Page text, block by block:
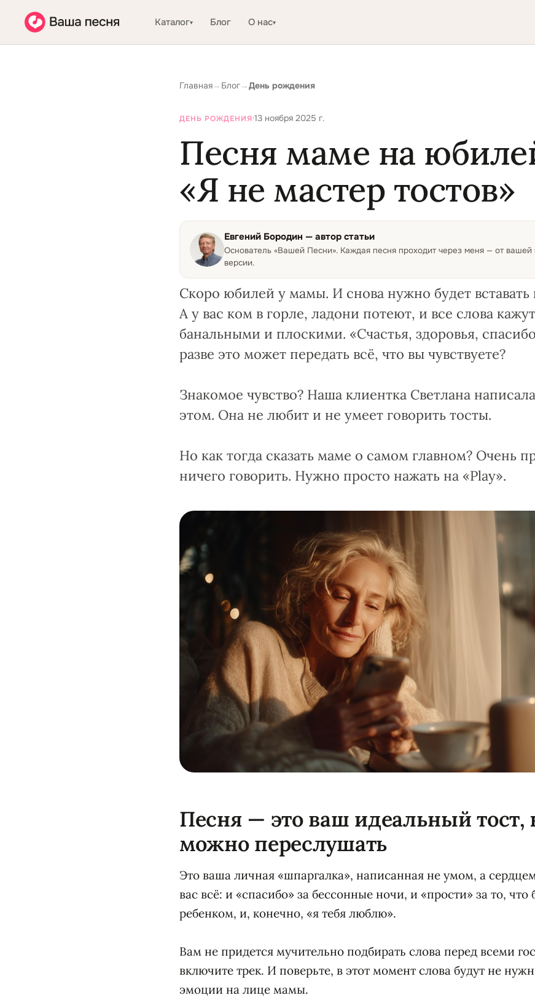
Каталог▾ Блог О нас▾
Главная→ Блог→День рождения
ДЕНЬ РОЖДЕНИЯ·13 ноября 2025 г.
Песня маме на
«Я не мастер тостов»
Евгений Бородин — автор статьи
Основатель «Вашей Песни». Каждая песня проходит через меня — от
версии.
Скоро юбилей у мамы. И снова нужно будет вставать
А у вас ком в горле, ладони потеют, и все слова
банальными и плоскими. «Счастья, здоровья,
разве это может передать всё, что вы чувствуете?
Знакомое чувство? Наша клиентка Светлана
этом. Она не любит и не умеет говорить тосты.
Но как тогда сказать маме о самом главном? Очень
ничего говорить. Нужно просто нажать на «Play».
Песня — это ваш идеальный тост,
можно переслушать
Это ваша личная «шпаргалка», написанная не умом, а
вас всё: и «спасибо» за бессонные ночи, и «прости» за то,
ребенком, и, конечно, «я тебя люблю».
Вам не придется мучительно подбирать слова перед всеми
включите трек. И поверьте, в этот момент слова будут не
эмоции на лице мамы.